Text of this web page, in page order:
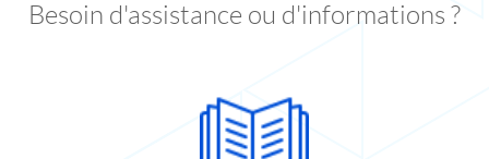
Besoin d'assistance ou d'informations ?